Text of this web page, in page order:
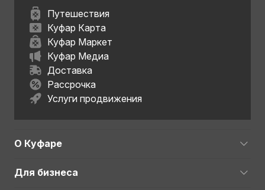
Путешествия
Куфар Карта
Куфар Маркет
Куфар Медиа
Доставка
Рассрочка
Услуги продвижения
О Куфаре
Для бизнеса